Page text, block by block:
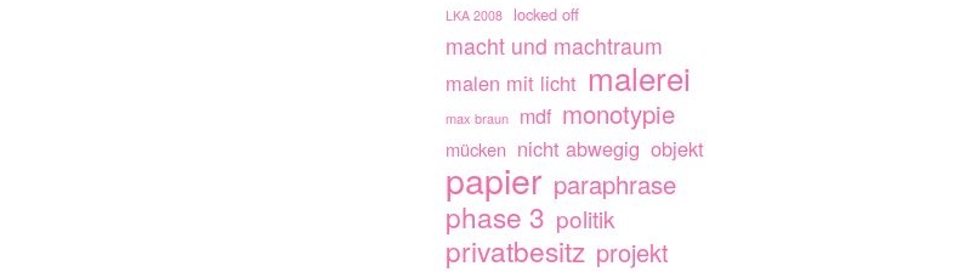
LKA 2008 locked off
macht und machtraum
malen mit licht malerei
max braun mdf monotypie
mücken nicht abwegig objekt
papier paraphrase
phase 3 politik
privatbesitz projekt